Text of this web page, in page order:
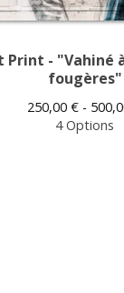
Print - "Vahiné
fougères"
250,00€ -
4 Options